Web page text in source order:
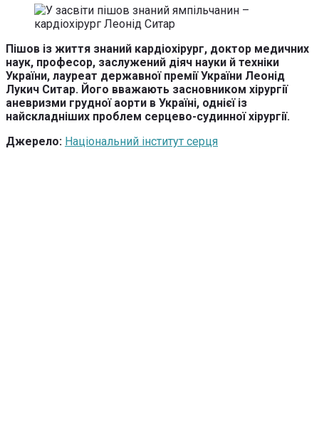
Пішов із життя знаний кардіохірург, доктор медичних
наук, професор, заслужений діяч науки й техніки
України, лауреат державної премії України Леонід
Лукич Ситар. Його вважають засновником хірургії
аневризми грудної аорти в Україні, однієї із
найскладніших проблем серцево-судинної хірургії.
Джерело: Національний інститут серця